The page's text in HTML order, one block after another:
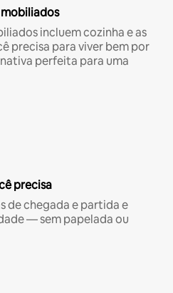
incluem cozinha e as
precisa para viver bem por
perfeita para uma
precisa
de chegada e partida e
— sem papelada ou